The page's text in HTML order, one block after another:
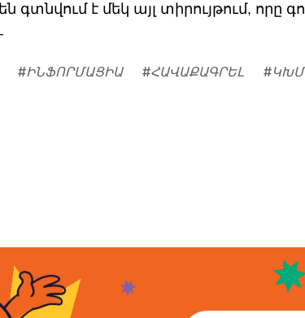
է մեկ այլ տիրույթում, որը
#ԻՆՖՈՐՄԱՑԻԱ #ՀԱՎԱՔԱԳՐԵԼ #